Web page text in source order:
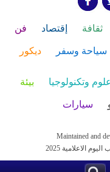
ثقافة إقتصاد فن
سياحة وسفر ديكور
علوم وتكنولوجيا بيئة
سيارات
Maintained and